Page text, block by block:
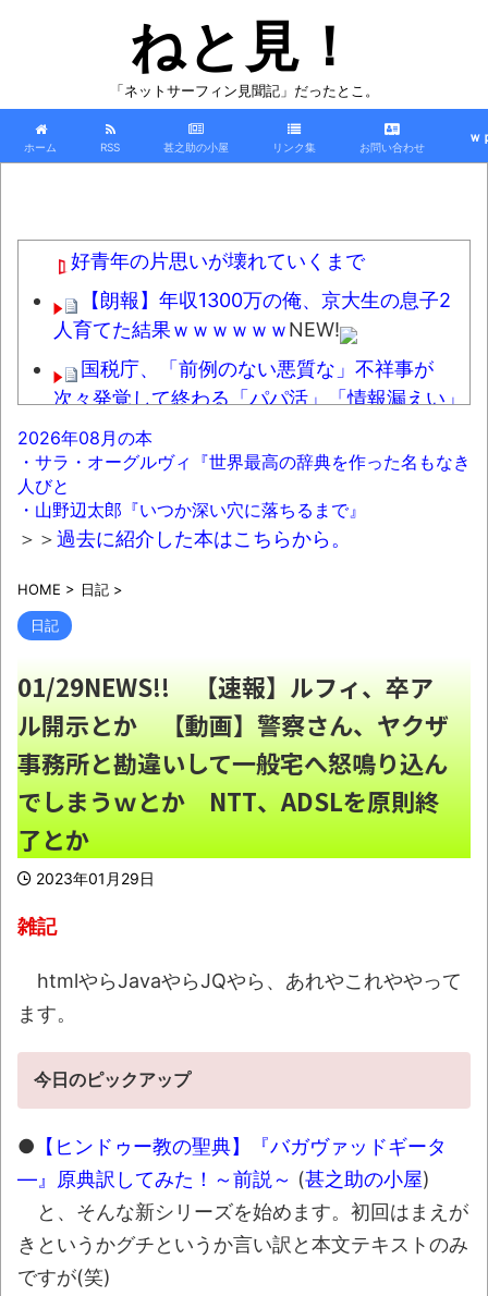
ねと見！
「ネットサーフィン見聞記」だったとこ。
ホーム RSS 甚之助の小屋 リンク集 お問い合わせ
ｗ
好青年の片思いが壊れていくまで
【朗報】年収1300万の俺、京大生の息子2
人育てた結果ｗｗｗｗｗｗNEW!
国税庁、「前例のない悪質な」不祥事が
次々発覚して終わる「パパ活」「情報漏えい」
「脱税」などなど
ワイ、「着衣おっばい」でしか抜けない体
質になってしまうｗｗｗｗｗ
08/08NEWS!! 高市首相の熊本視察「PR動
地・熊本に届ける劇的逆転勝利とか KDDI、
楽天へのローミングを9月末終了とか ニンテ
たチケットは無効にとかNEW!
「吉野家」「松屋」「すき家」←この3つが
並んでたらお前らが入る店ｗｗｗｗｗｗｗｗｗ
ｗｗｗｗｗｗｗｗｗｗｗｗｗｗｗｗｗｗｗｗ
NEW!
しずかちゃんはA型、スネ夫はB型、のび太
はO型、ドラえもんは？医師国家試験で必ず出
バレて終わる・・・NEW!
NEW!
【悲報】ロシア、じわじわと逝き始める
NEW!
【画像】思わず保存したくなる「笑える画
像・最高な画像」貼っていけｗｗｗｗｗNEW!
【動画】ロシア軍のドローンをネット発射
2026年08月の本
・サラ・オーグルヴィ『世界最高の辞典を作った名もなき
人びと
・山野辺太郎『いつか深い穴に落ちるまで』
＞＞過去に紹介した本はこちらから。
HOME > 日記 >
日記
01/29NEWS!! 【速報】ルフィ、卒ア
ル開示とか 【動画】警察さん、ヤクザ
事務所と勘違いして一般宅へ怒鳴り込ん
でしまうｗとか NTT、ADSLを原則終
了とか
2023年01月29日
雑記
htmlやらJavaやらJQやら、あれやこれややって
ます。
今日のピックアップ
● 【ヒンドゥー教の聖典】『バガヴァッドギータ
―』原典訳してみた！～前説～ (甚之助の小屋)
と、そんな新シリーズを始めます。初回はまえが
きというかグチというか言い訳と本文テキストのみ
ですが(笑)